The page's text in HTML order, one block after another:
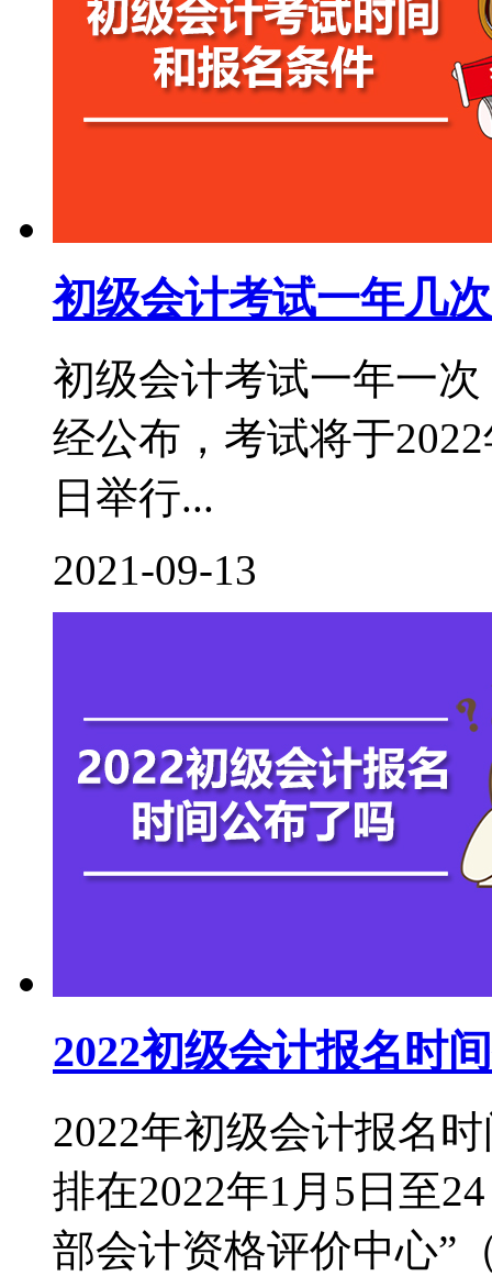
初级会计考试一年几
初级会计考试一年一
经公布，考试将于
日举行...
2021-09-13
2022初级会计报名时
2022年初级会计报名
排在2022年1月5日至
部会计资格评价中心”